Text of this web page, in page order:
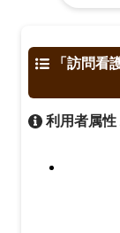
「訪問看
利用者属性